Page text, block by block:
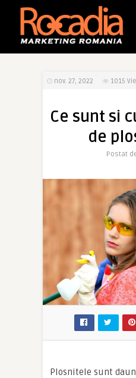
nov. 27, 2022 1015
Ce sunt si
de
Postat
Plosnitele sunt